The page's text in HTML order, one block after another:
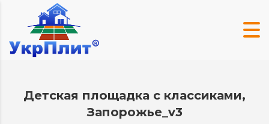
Детская площадка с классиками,
Запорожье_v3